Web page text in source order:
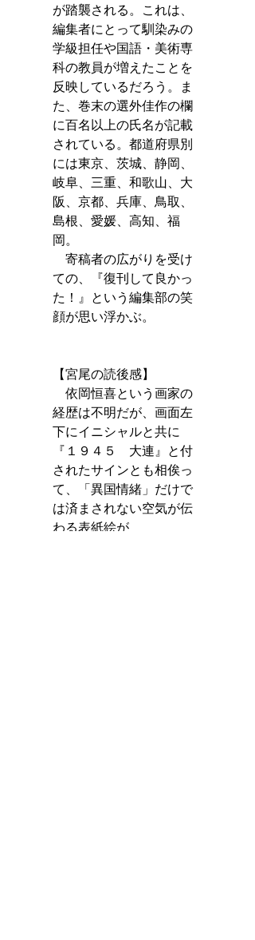
が踏襲される。これは、
編集者にとって馴染みの
学級担任や国語・美術専
科の教員が増えたことを
反映しているだろう。ま
た、巻末の選外佳作の欄
に百名以上の氏名が記載
されている。都道府県別
には東京、茨城、静岡、
岐阜、三重、和歌山、大
阪、京都、兵庫、鳥取、
島根、愛媛、高知、福
岡。
寄稿者の広がりを受け
ての、『復刊して良かっ
た！』という編集部の笑
顔が思い浮かぶ。
【宮尾の読後感】
依岡恒喜という画家の
経歴は不明だが、画面左
下にイニシャルと共に
『１９４５　大連』と付
されたサインとも相俟っ
て、「異国情緒」だけで
は済まされない空気が伝
わる表紙絵が